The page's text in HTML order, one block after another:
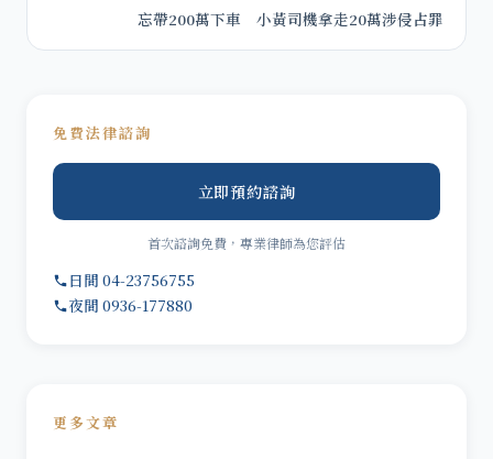
忘帶200萬下車 小黃司機拿走20萬涉侵占罪
免費法律諮詢
立即預約諮詢
首次諮詢免費，專業律師為您評估
日間 04-23756755
夜間 0936-177880
更多文章